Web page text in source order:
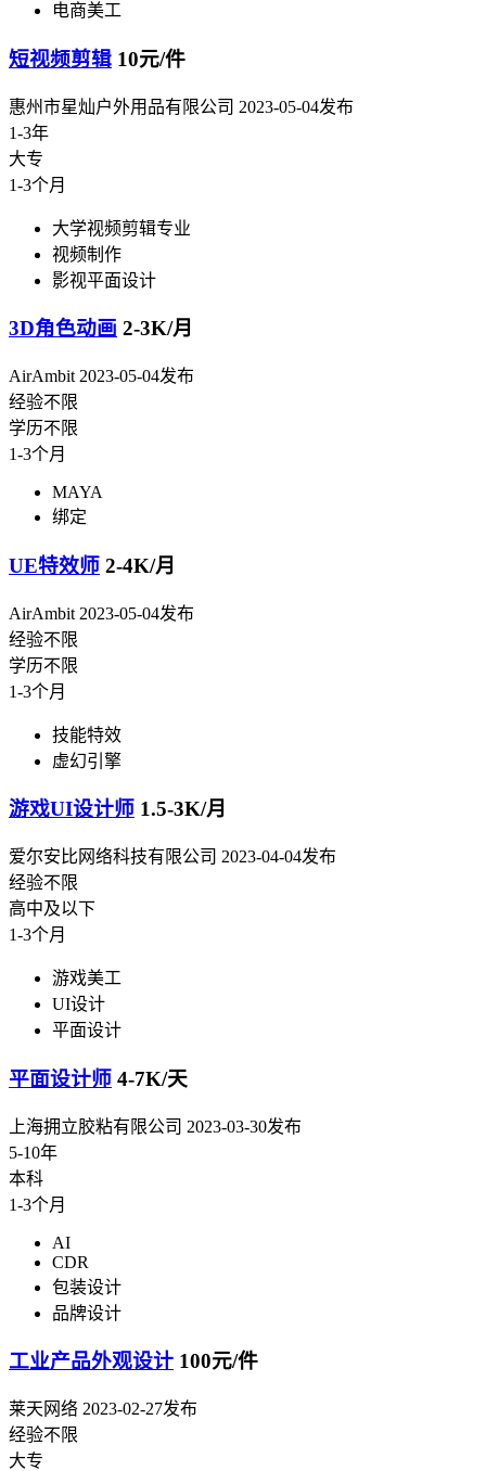
电商美工
短视频剪辑 10元/件
惠州市星灿户外用品有限公司 2023-05-04发布
1-3年
大专
1-3个月
大学视频剪辑专业
视频制作
影视平面设计
3D角色动画 2-3K/月
AirAmbit 2023-05-04发布
经验不限
学历不限
1-3个月
MAYA
绑定
UE特效师 2-4K/月
AirAmbit 2023-05-04发布
经验不限
学历不限
1-3个月
技能特效
虚幻引擎
游戏UI设计师 1.5-3K/月
爱尔安比网络科技有限公司 2023-04-04发布
经验不限
高中及以下
1-3个月
游戏美工
UI设计
平面设计
平面设计师 4-7K/天
上海拥立胶粘有限公司 2023-03-30发布
5-10年
本科
1-3个月
AI
CDR
包装设计
品牌设计
工业产品外观设计 100元/件
莱天网络 2023-02-27发布
经验不限
大专